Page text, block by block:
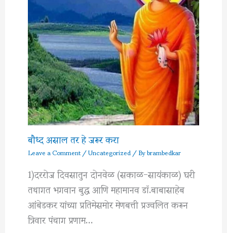
बौध्द असाल तर हे जरूर करा
Leave a Comment/Uncategorized/ Bybrambedkar
1)दररोज दिवसातुन दोनवेळ (सकाळ-सायंकाळ) घरी
तथागत भगवान बुद्ध आणि महामानव डॉ.बाबासाहेब
आंबेडकर यांच्या प्रतिमेसमोर मेणबत्ती प्रज्वलित करून
त्रिवार पंचाग प्रणाम…